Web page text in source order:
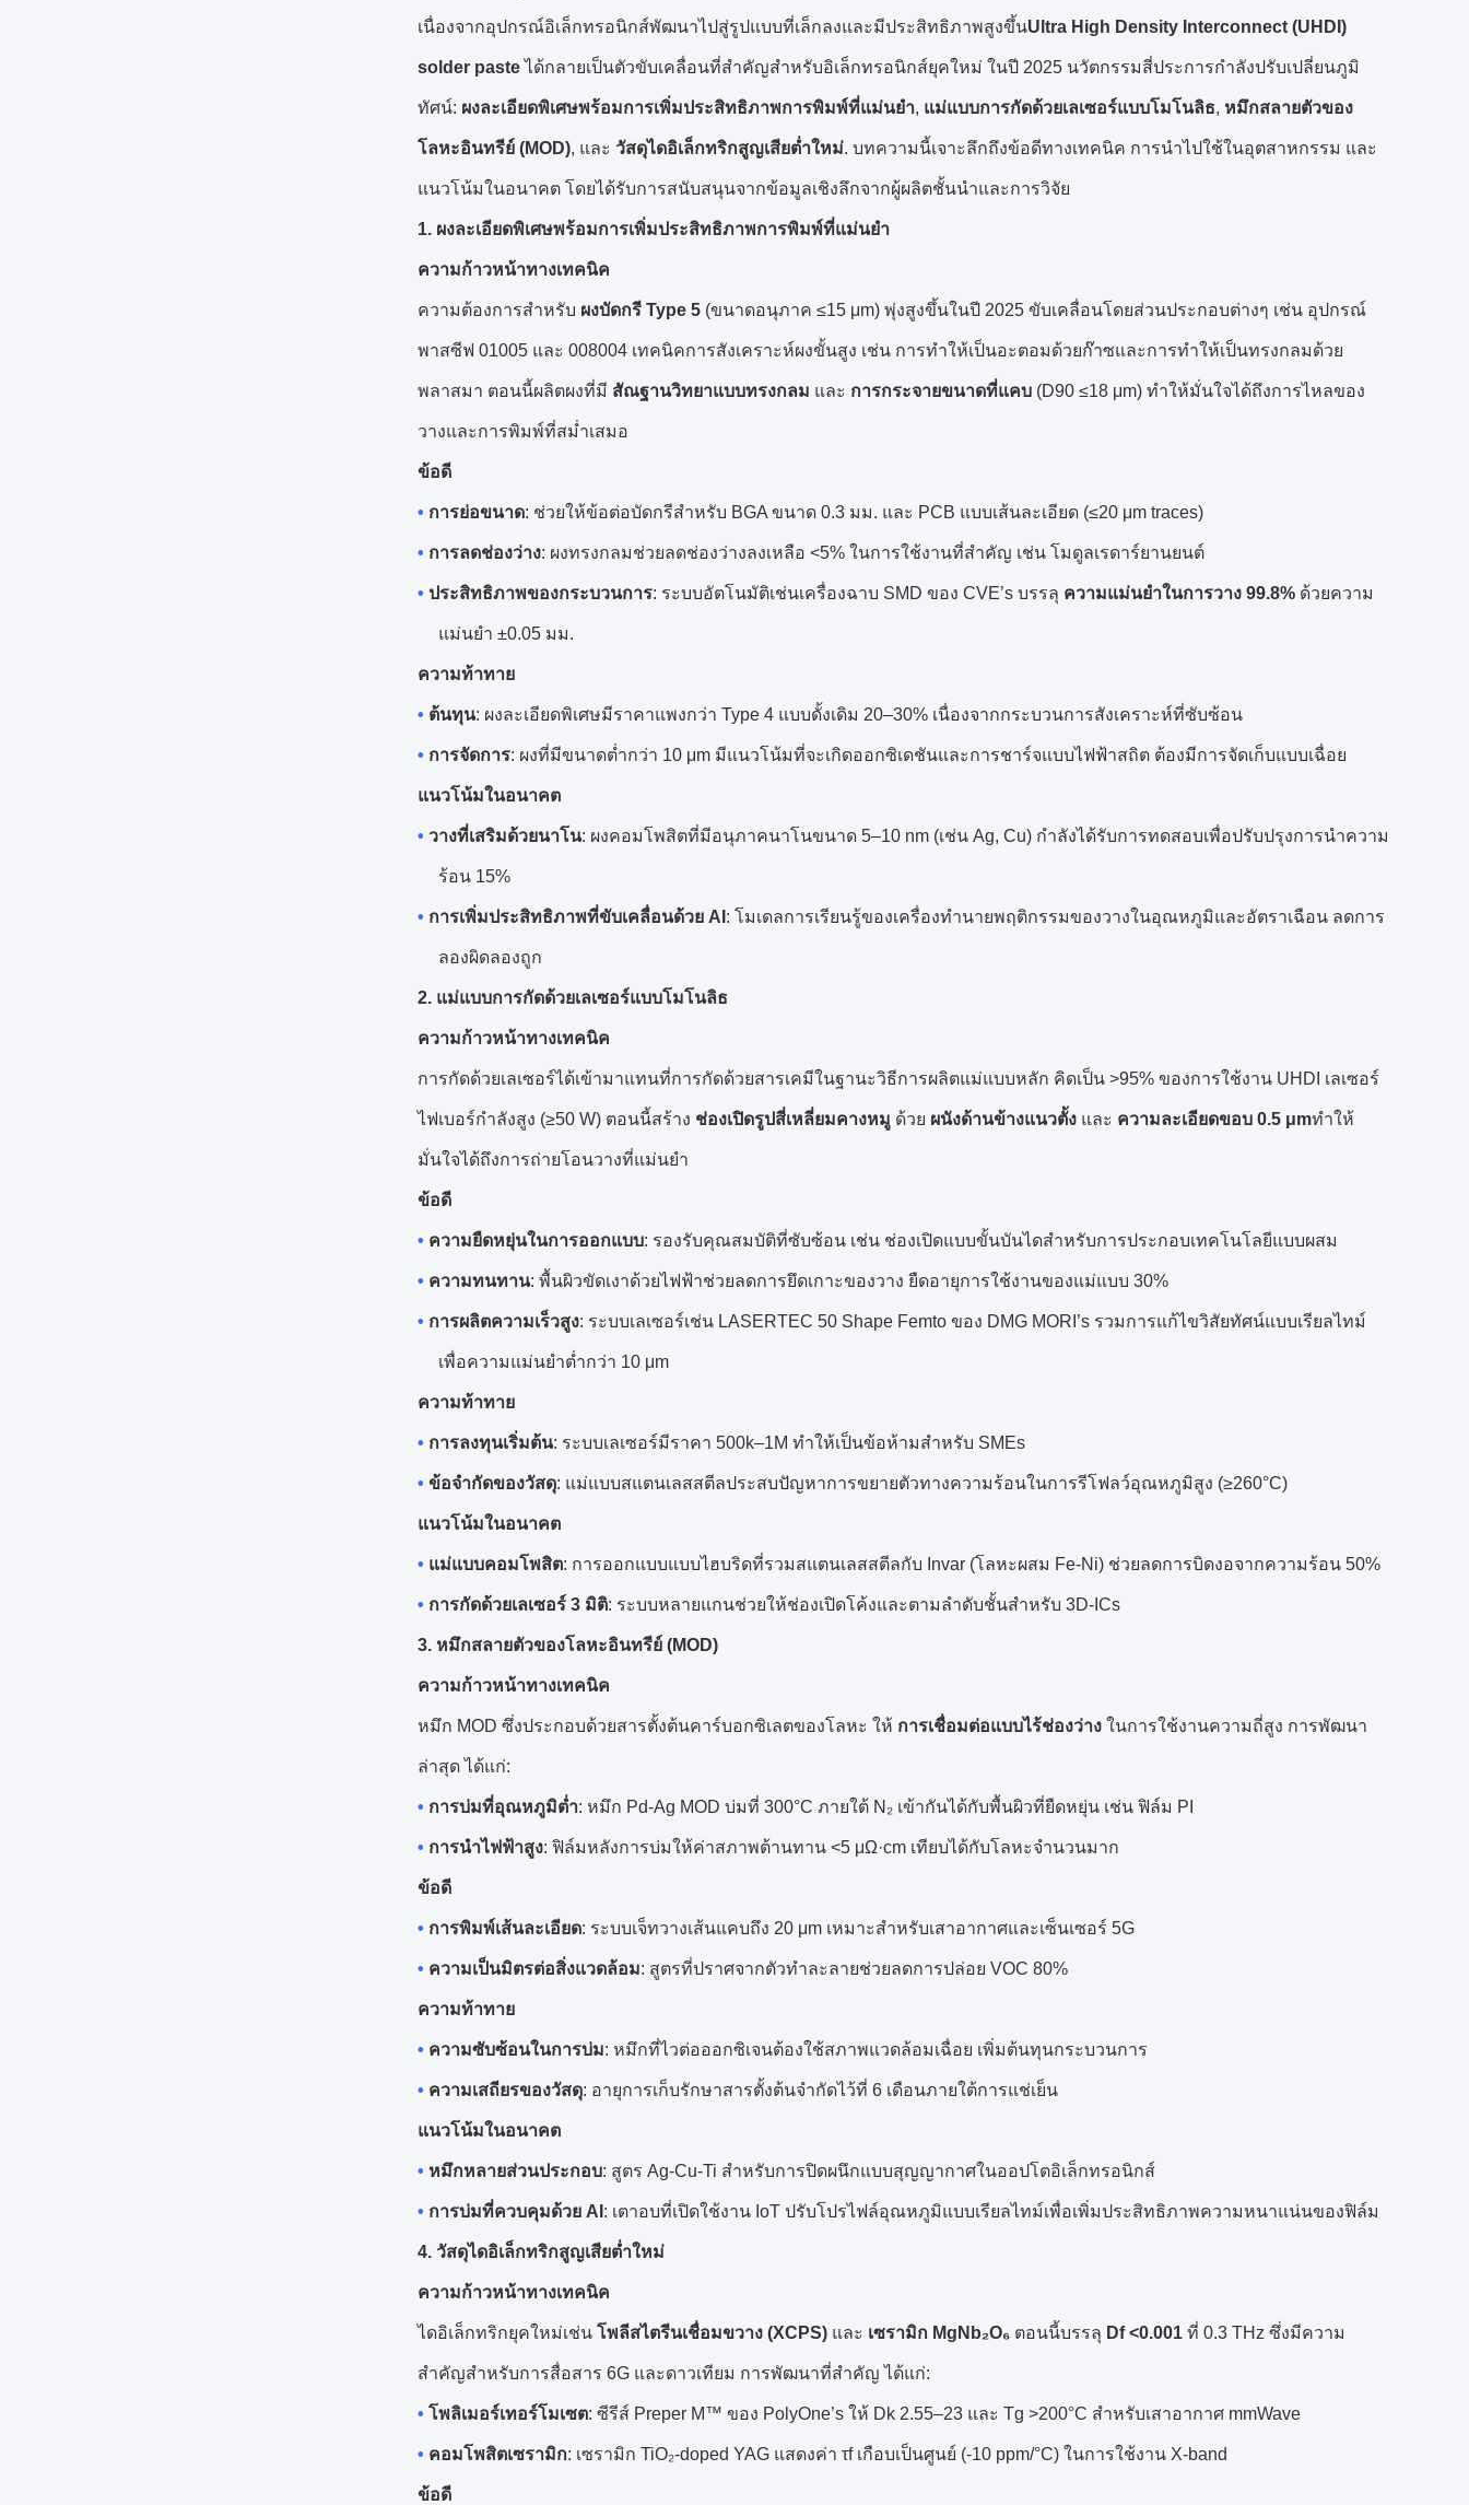
เนื่องจากอุปกรณ์อิเล็กทรอนิกส์พัฒนาไปสู่รูปแบบที่เล็กลงและมีประสิทธิภาพสูงขึ้นUltra High Density Interconnect (UHDI)
solder pasteได้กลายเป็นตัวขับเคลื่อนที่สำคัญสำหรับอิเล็กทรอนิกส์ยุคใหม่ ในปี 2025 นวัตกรรมสี่ประการกำลังปรับเปลี่ยนภูมิ
ทัศน์: ผงละเอียดพิเศษพร้อมการเพิ่มประสิทธิภาพการพิมพ์ที่แม่นยำ, แม่แบบการกัดด้วยเลเซอร์แบบโมโนลิธ, หมึกสลายตัวของ
โลหะอินทรีย์ (MOD), และ วัสดุไดอิเล็กทริกสูญเสียต่ำใหม่. บทความนี้เจาะลึกถึงข้อดีทางเทคนิค การนำไปใช้ในอุตสาหกรรม และ
แนวโน้มในอนาคต โดยได้รับการสนับสนุนจากข้อมูลเชิงลึกจากผู้ผลิตชั้นนำและการวิจัย
1. ผงละเอียดพิเศษพร้อมการเพิ่มประสิทธิภาพการพิมพ์ที่แม่นยำ
ความก้าวหน้าทางเทคนิค
ความต้องการสำหรับ ผงบัดกรี Type 5 (ขนาดอนุภาค ≤15 μm) พุ่งสูงขึ้นในปี 2025 ขับเคลื่อนโดยส่วนประกอบต่างๆ เช่น อุปกรณ์
พาสซีฟ 01005 และ 008004 เทคนิคการสังเคราะห์ผงขั้นสูง เช่น การทำให้เป็นอะตอมด้วยก๊าซและการทำให้เป็นทรงกลมด้วย
พลาสมา ตอนนี้ผลิตผงที่มี สัณฐานวิทยาแบบทรงกลม และ การกระจายขนาดที่แคบ (D90 ≤18 μm) ทำให้มั่นใจได้ถึงการไหลของ
วางและการพิมพ์ที่สม่ำเสมอ
ข้อดี
• การย่อขนาด: ช่วยให้ข้อต่อบัดกรีสำหรับ BGA ขนาด 0.3 มม. และ PCB แบบเส้นละเอียด (≤20 μm traces)
• การลดช่องว่าง: ผงทรงกลมช่วยลดช่องว่างลงเหลือ <5% ในการใช้งานที่สำคัญ เช่น โมดูลเรดาร์ยานยนต์
• ประสิทธิภาพของกระบวนการ: ระบบอัตโนมัติเช่นเครื่องฉาบ SMD ของ CVE’s บรรลุ ความแม่นยำในการวาง 99.8% ด้วยความ
แม่นยำ ±0.05 มม.
ความท้าทาย
• ต้นทุน: ผงละเอียดพิเศษมีราคาแพงกว่า Type 4 แบบดั้งเดิม 20–30% เนื่องจากกระบวนการสังเคราะห์ที่ซับซ้อน
• การจัดการ: ผงที่มีขนาดต่ำกว่า 10 μm มีแนวโน้มที่จะเกิดออกซิเดชันและการชาร์จแบบไฟฟ้าสถิต ต้องมีการจัดเก็บแบบเฉื่อย
แนวโน้มในอนาคต
• วางที่เสริมด้วยนาโน: ผงคอมโพสิตที่มีอนุภาคนาโนขนาด 5–10 nm (เช่น Ag, Cu) กำลังได้รับการทดสอบเพื่อปรับปรุงการนำความ
ร้อน 15%
• การเพิ่มประสิทธิภาพที่ขับเคลื่อนด้วย AI : โมเดลการเรียนรู้ของเครื่องทำนายพฤติกรรมของวางในอุณหภูมิและอัตราเฉือน ลดการ
ลองผิดลองถูก
2. แม่แบบการกัดด้วยเลเซอร์แบบโมโนลิธ
ความก้าวหน้าทางเทคนิค
การกัดด้วยเลเซอร์ได้เข้ามาแทนที่การกัดด้วยสารเคมีในฐานะวิธีการผลิตแม่แบบหลัก คิดเป็น >95% ของการใช้งาน UHDI เลเซอร์
ไฟเบอร์กำลังสูง (≥50 W) ตอนนี้สร้าง ช่องเปิดรูปสี่เหลี่ยมคางหมู ด้วย ผนังด้านข้างแนวตั้ง และ ความละเอียดขอบ 0.5 μmทำให้
มั่นใจได้ถึงการถ่ายโอนวางที่แม่นยำ
ข้อดี
• ความยืดหยุ่นในการออกแบบ: รองรับคุณสมบัติที่ซับซ้อน เช่น ช่องเปิดแบบขั้นบันไดสำหรับการประกอบเทคโนโลยีแบบผสม
• ความทนทาน: พื้นผิวขัดเงาด้วยไฟฟ้าช่วยลดการยึดเกาะของวาง ยืดอายุการใช้งานของแม่แบบ 30%
• การผลิตความเร็วสูง: ระบบเลเซอร์เช่น LASERTEC 50 Shape Femto ของ DMG MORI’s รวมการแก้ไขวิสัยทัศน์แบบเรียลไทม์
เพื่อความแม่นยำต่ำกว่า 10 μm
ความท้าทาย
• การลงทุนเริ่มต้น: ระบบเลเซอร์มีราคา 500k–1M ทำให้เป็นข้อห้ามสำหรับ SMEs
• ข้อจำกัดของวัสดุ: แม่แบบสแตนเลสสตีลประสบปัญหาการขยายตัวทางความร้อนในการรีโฟลว์อุณหภูมิสูง (≥260°C)
แนวโน้มในอนาคต
• แม่แบบคอมโพสิต: การออกแบบแบบไฮบริดที่รวมสแตนเลสสตีลกับ Invar (โลหะผสม Fe-Ni) ช่วยลดการบิดงอจากความร้อน 50%
• การกัดด้วยเลเซอร์ 3 มิติ: ระบบหลายแกนช่วยให้ช่องเปิดโค้งและตามลำดับชั้นสำหรับ 3D-ICs
3. หมึกสลายตัวของโลหะอินทรีย์ (MOD)
ความก้าวหน้าทางเทคนิค
หมึก MOD ซึ่งประกอบด้วยสารตั้งต้นคาร์บอกซิเลตของโลหะ ให้ การเชื่อมต่อแบบไร้ช่องว่าง ในการใช้งานความถี่สูง การพัฒนา
ล่าสุด ได้แก่:
• การบ่มที่อุณหภูมิต่ำ: หมึก Pd-Ag MOD บ่มที่ 300°C ภายใต้ N₂ เข้ากันได้กับพื้นผิวที่ยืดหยุ่น เช่น ฟิล์ม PI
• การนำไฟฟ้าสูง: ฟิล์มหลังการบ่มให้ค่าสภาพต้านทาน <5 μΩ·cm เทียบได้กับโลหะจำนวนมาก
ข้อดี
• การพิมพ์เส้นละเอียด: ระบบเจ็ทวางเส้นแคบถึง 20 μm เหมาะสำหรับเสาอากาศและเซ็นเซอร์ 5G
• ความเป็นมิตรต่อสิ่งแวดล้อม: สูตรที่ปราศจากตัวทำละลายช่วยลดการปล่อย VOC 80%
ความท้าทาย
• ความซับซ้อนในการบ่ม: หมึกที่ไวต่อออกซิเจนต้องใช้สภาพแวดล้อมเฉื่อย เพิ่มต้นทุนกระบวนการ
• ความเสถียรของวัสดุ: อายุการเก็บรักษาสารตั้งต้นจำกัดไว้ที่ 6 เดือนภายใต้การแช่เย็น
แนวโน้มในอนาคต
• หมึกหลายส่วนประกอบ: สูตร Ag-Cu-Ti สำหรับการปิดผนึกแบบสุญญากาศในออปโตอิเล็กทรอนิกส์
• การบ่มที่ควบคุมด้วย AI : เตาอบที่เปิดใช้งาน IoT ปรับโปรไฟล์อุณหภูมิแบบเรียลไทม์เพื่อเพิ่มประสิทธิภาพความหนาแน่นของฟิล์ม
4. วัสดุไดอิเล็กทริกสูญเสียต่ำใหม่
ความก้าวหน้าทางเทคนิค
ไดอิเล็กทริกยุคใหม่เช่น โพลีสไตรีนเชื่อมขวาง (XCPS) และ เซรามิก MgNb₂O₆ ตอนนี้บรรลุ Df <0.001 ที่ 0.3 THz ซึ่งมีความ
สำคัญสำหรับการสื่อสาร 6G และดาวเทียม การพัฒนาที่สำคัญ ได้แก่:
• โพลิเมอร์เทอร์โมเซต: ซีรีส์ Preper M™ ของ PolyOne’s ให้ Dk 2.55–23 และ Tg >200°C สำหรับเสาอากาศ mmWave
• คอมโพสิตเซรามิก: เซรามิก TiO₂-doped YAG แสดงค่า τf เกือบเป็นศูนย์ (-10 ppm/°C) ในการใช้งาน X-band
ข้อดี